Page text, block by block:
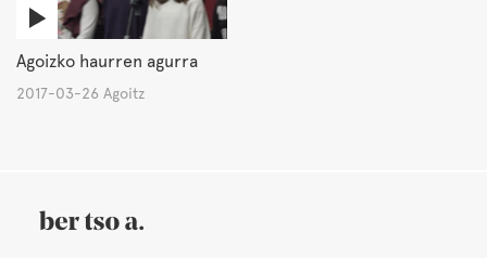
Agoizko haurren agurra
2017-03-26 Agoitz